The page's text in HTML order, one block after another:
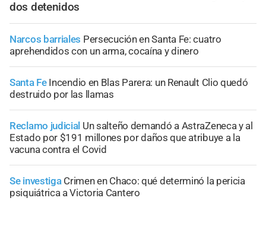
dos detenidos
Narcos barriales Persecución en Santa Fe: cuatro
aprehendidos con un arma, cocaína y dinero
Santa Fe Incendio en Blas Parera: un Renault Clio quedó
destruido por las llamas
Reclamo judicial Un salteño demandó a AstraZeneca y al
Estado por $191 millones por daños que atribuye a la
vacuna contra el Covid
Se investiga Crimen en Chaco: qué determinó la pericia
psiquiátrica a Victoria Cantero